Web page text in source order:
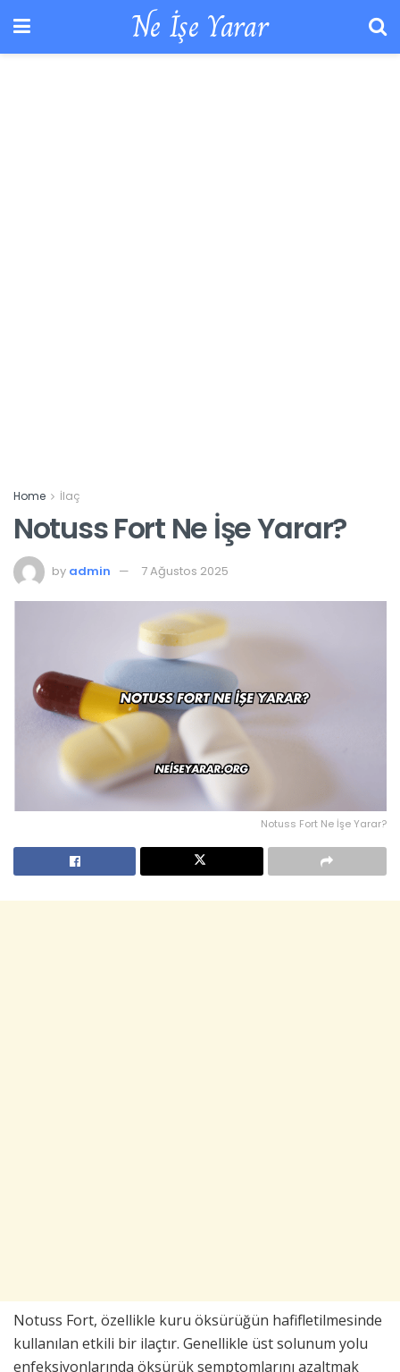
Ne İşe Yarar
Home İlaç
Notuss Fort Ne İşe Yarar?
by admin 7 Ağustos 2025
Notuss Fort Ne İşe Yarar?
Notuss Fort, özellikle kuru öksürüğün hafifletilmesinde
kullanılan etkili bir ilaçtır. Genellikle üst solunum yolu
enfeksiyonlarında öksürük semptomlarını azaltmak